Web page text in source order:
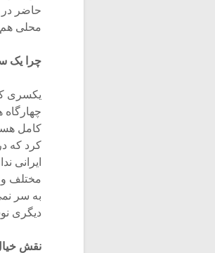
حاضر در
محلی
چرا یک
یکسری
کامل
کرد که
ایرانی
مختلف
به سر
دیگری
نقش